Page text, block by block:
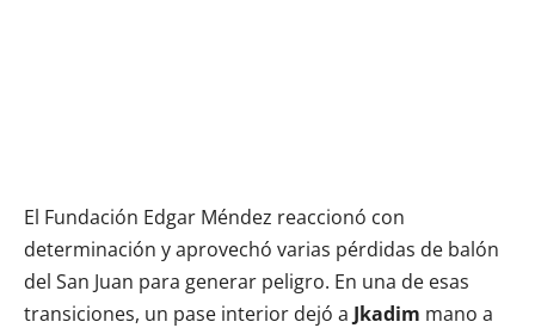
El Fundación Edgar Méndez reaccionó con
determinación y aprovechó varias pérdidas de balón
del San Juan para generar peligro. En una de esas
transiciones, un pase interior dejó a Jkadim mano a